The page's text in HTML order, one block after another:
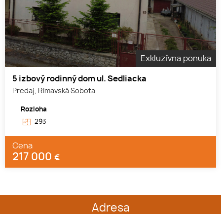
Exkluzívna ponuka
5 izbový rodinný dom ul. Sedliacka
Predaj, Rimavská Sobota
Rozloha
293
Cena
217 000 €
Adresa